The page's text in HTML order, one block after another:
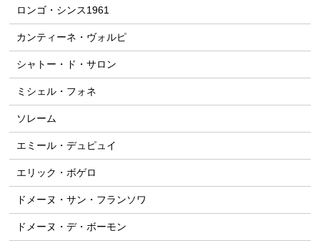
ロンゴ・シンス1961
カンティーネ・ヴォルピ
シャトー・ド・サロン
ミシェル・フォネ
ソレーム
エミール・デュピュイ
エリック・ボゲロ
ドメーヌ・サン・フランソワ
ドメーヌ・デ・ボーモン